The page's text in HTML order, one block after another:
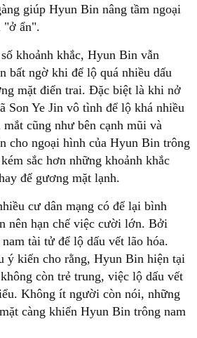
giúp Hyun Bin nâng tầm ngoại
"ở ẩn".
khoảnh khắc, Hyun Bin vẫn
bất ngờ khi để lộ quá nhiều dấu
mặt điển trai. Đặc biệt là khi nở
Son Ye Jin vô tình để lộ khá nhiều
cũng như bên cạnh mũi và
cho ngoại hình của Hyun Bin trông
sắc hơn những khoảnh khắc
để gương mặt lạnh.
cư dân mạng có để lại bình
nên hạn chế việc cười lớn. Bởi
tài tử để lộ dấu vết lão hóa.
ý kiến cho rằng, Hyun Bin hiện tại
còn trẻ trung, việc lộ dấu vết
Không ít người còn nói, những
càng khiến Hyun Bin trông nam